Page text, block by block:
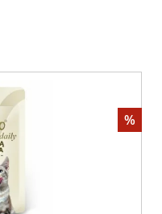
%